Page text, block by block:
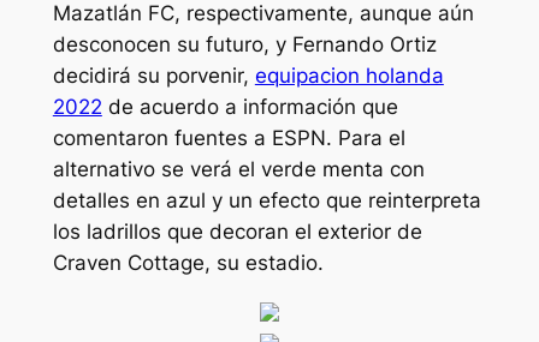
Mazatlán FC, respectivamente, aunque aún
desconocen su futuro, y Fernando Ortiz
decidirá su porvenir, equipacion holanda
2022 de acuerdo a información que
comentaron fuentes a ESPN. Para el
alternativo se verá el verde menta con
detalles en azul y un efecto que reinterpreta
los ladrillos que decoran el exterior de
Craven Cottage, su estadio.